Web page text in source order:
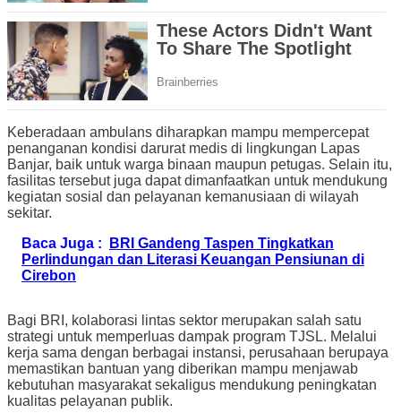
Keberadaan ambulans diharapkan mampu mempercepat
penanganan kondisi darurat medis di lingkungan Lapas
Banjar, baik untuk warga binaan maupun petugas. Selain itu,
fasilitas tersebut juga dapat dimanfaatkan untuk mendukung
kegiatan sosial dan pelayanan kemanusiaan di wilayah
sekitar.
Baca Juga :
BRI Gandeng Taspen Tingkatkan
Perlindungan dan Literasi Keuangan Pensiunan di
Cirebon
Bagi BRI, kolaborasi lintas sektor merupakan salah satu
strategi untuk memperluas dampak program TJSL. Melalui
kerja sama dengan berbagai instansi, perusahaan berupaya
memastikan bantuan yang diberikan mampu menjawab
kebutuhan masyarakat sekaligus mendukung peningkatan
kualitas pelayanan publik.